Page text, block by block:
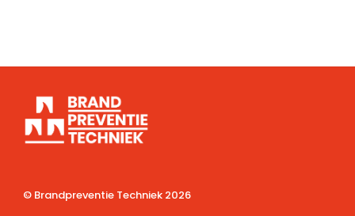
© Brandpreventie Techniek 2026